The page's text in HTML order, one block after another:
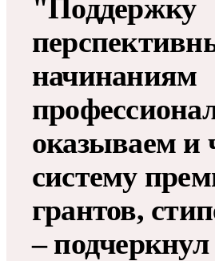
"Поддержку
начинаниям
оказываем и
систему
грантов,
–